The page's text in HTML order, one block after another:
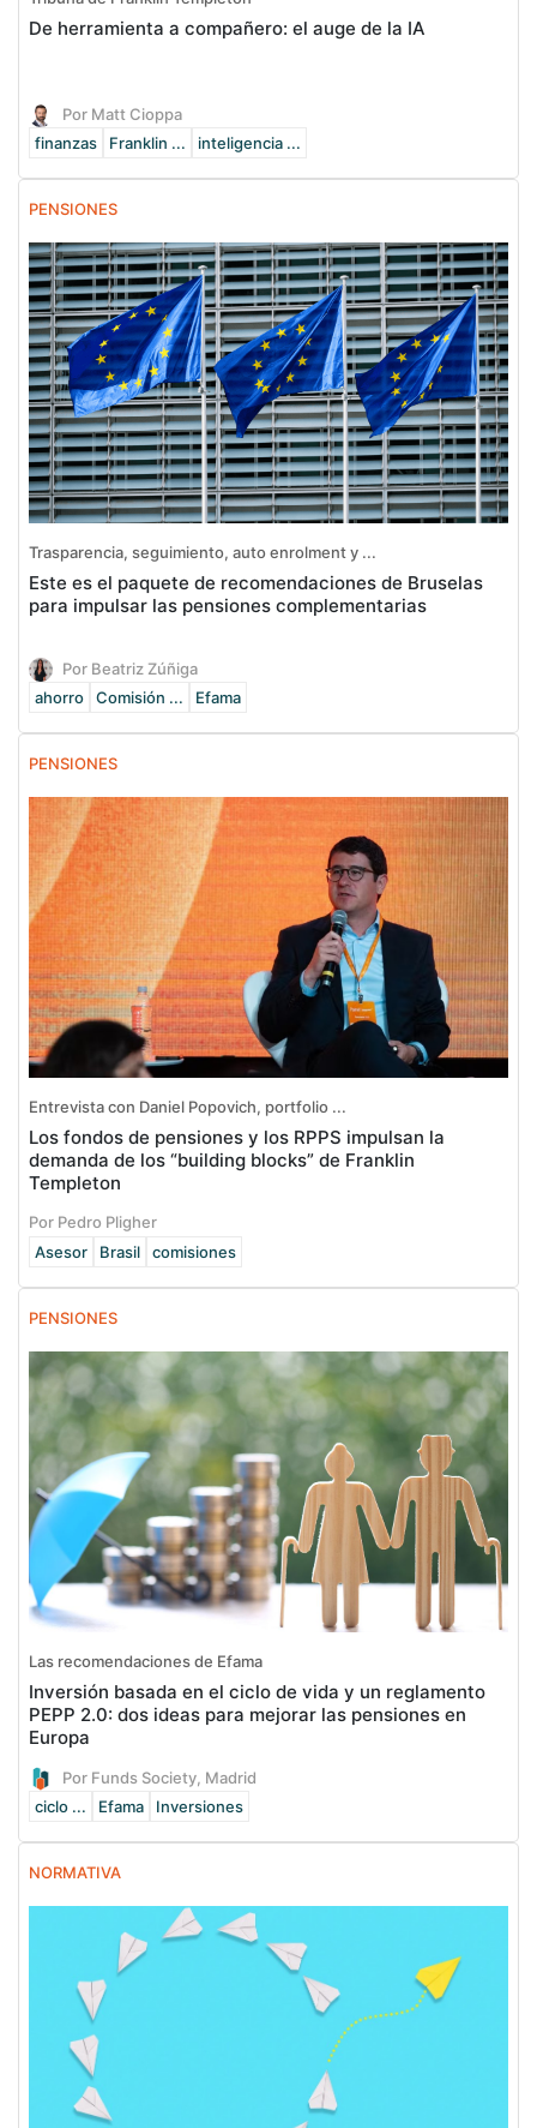
De herramienta a compañero: el auge de la IA
Por Matt Cioppa
finanzas
Franklin ... inteligencia ...
PENSIONES
Trasparencia, seguimiento, auto enrolment y ...
Este es el paquete de recomendaciones de Bruselas
para impulsar las pensiones complementarias
Por Beatriz Zúñiga
ahorro
Comisión ... Efama
PENSIONES
Entrevista con Daniel Popovich, portfolio ...
Los fondos de pensiones y los RPPS impulsan la
demanda de los “building blocks” de Franklin
Templeton
Por Pedro Pligher
Asesor
Brasil comisiones
PENSIONES
Las recomendaciones de Efama
Inversión basada en el ciclo de vida y un reglamento
PEPP 2.0: dos ideas para mejorar las pensiones en
Europa
Por Funds Society, Madrid
ciclo ...
Efama Inversiones
NORMATIVA